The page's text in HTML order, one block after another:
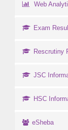
Web
Exam
Rescrutiny
JSC
HSC
eSheba